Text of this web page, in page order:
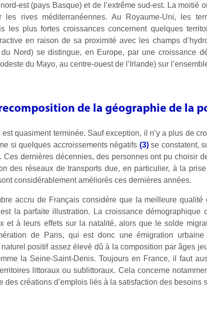
est (pays Basque) et de l’extrême sud-est. La
les rives méditerranéennes. Au Royaume-Uni, les
les plus fortes croissances concernent quelques
en raison de sa proximité avec les champs
Nord) se distingue, en Europe, par une croissance
du Mayo, au centre-ouest de l’Irlande) sur
de la géographie de la
est quasiment terminée. Sauf exception, il n’y a plus de
si quelques accroissements négatifs (3)se constatent,
Ces dernières décennies, des personnes ont pu choisir
des réseaux de transports due, en particulier, à la
considérablement améliorés ces dernières années.
accru de Français considère que la meilleure
la parfaite illustration. La croissance démographique
et à leurs effets sur la natalité, alors que le solde
de Paris, qui est donc une émigration
positif assez élevé dû à la composition par âges
la Seine-Saint-Denis. Toujours en France, il faut
littoraux ou sublittoraux. Cela concerne
des créations d’emplois liés à la satisfaction des besoins